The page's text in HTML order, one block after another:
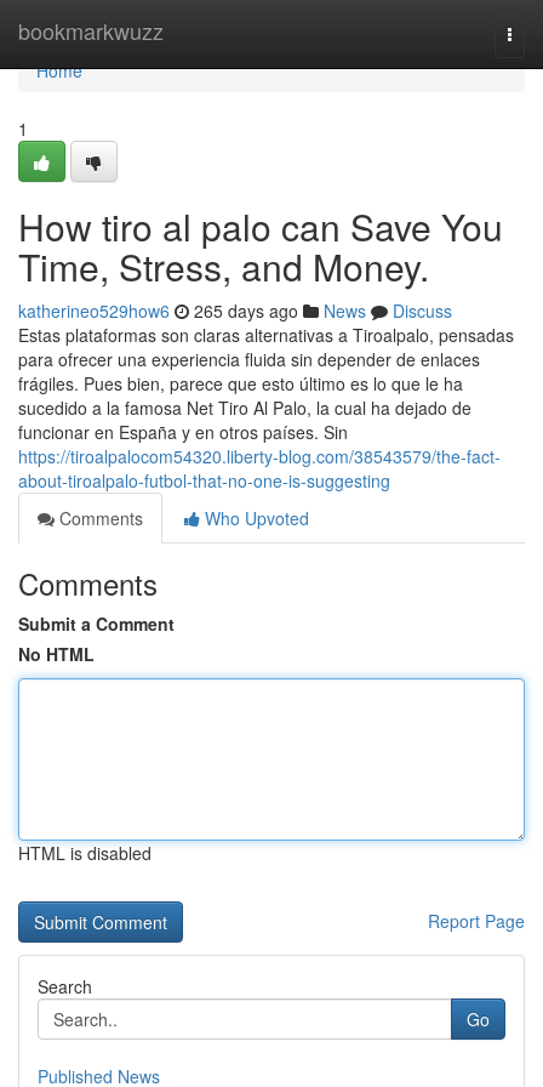
bookmarkwuzz
Home
Home
1
How tiro al palo can Save You
Time, Stress, and Money.
katherineo529how6 265 days ago News
Discuss
Estas plataformas son claras alternativas a Tiroalpalo, pensadas
para ofrecer una experiencia fluida sin depender de enlaces
frágiles. Pues bien, parece que esto último es lo que le ha
sucedido a la famosa Net Tiro Al Palo, la cual ha dejado de
funcionar en España y en otros países. Sin
https://tiroalpalocom54320.liberty-blog.com/38543579/the-fact-
about-tiroalpalo-futbol-that-no-one-is-suggesting
Comments
Who Upvoted
Comments
Submit a Comment
No HTML
HTML is disabled
Report Page
Search
Go
Published News